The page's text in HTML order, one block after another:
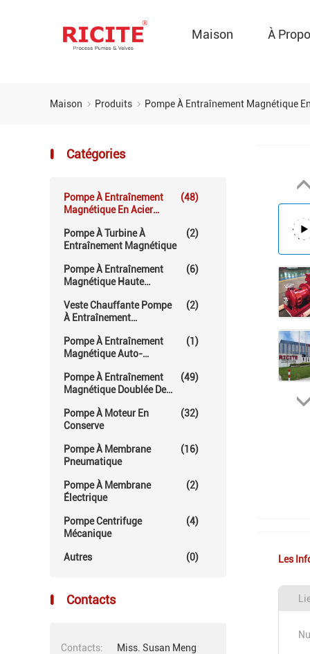
Maison À
Maison Produits Pompe À Entraînement Magnétique
Catégories
Pompe À Entraînement
Magnétique En Acier
(48)
Pompe À Turbine À
Entraînement Magnétique
(2)
Pompe À Entraînement
Magnétique Haute
(6)
Veste Chauffante Pompe
À Entraînement
(2)
Pompe À Entraînement
Magnétique Auto-
(1)
Pompe À Entraînement
Magnétique Doublée De
(49)
Pompe À Moteur En
Conserve
(32)
Pompe À Membrane
Pneumatique
(16)
Pompe À Membrane
Électrique
(2)
Pompe Centrifuge
Mécanique
(4)
Autres (0)
Contacts
Contacts: Miss. Susan Meng
Les